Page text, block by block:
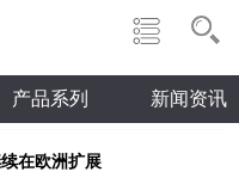
产品系列 新闻资讯
在欧洲扩展